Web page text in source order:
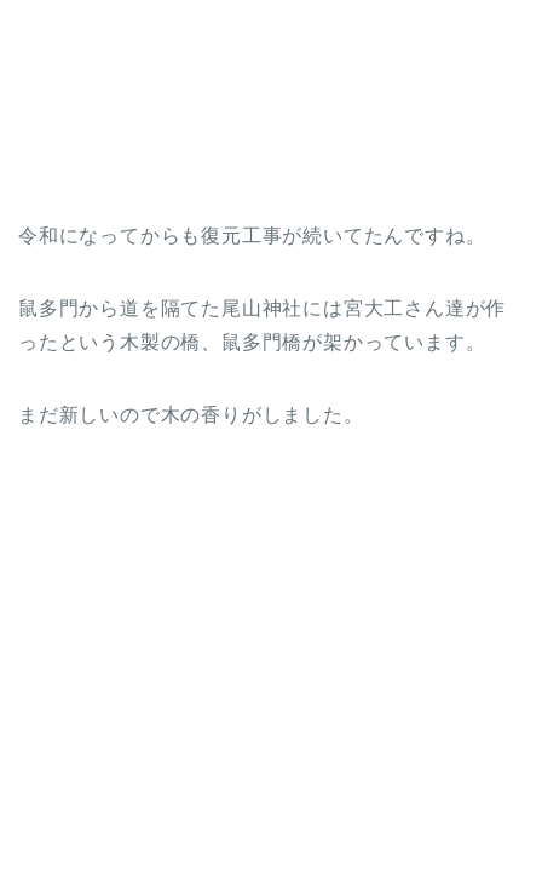
令和になってからも復元工事が続いてたんですね。
鼠多門から道を隔てた尾山神社には宮大工さん達が作
ったという木製の橋、鼠多門橋が架かっています。
まだ新しいので木の香りがしました。